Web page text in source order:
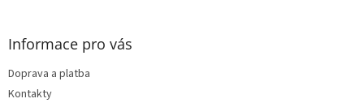
Informace pro vás
Doprava a platba
Kontakty